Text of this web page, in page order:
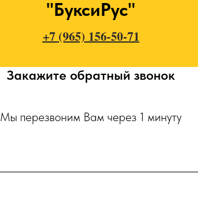
"БуксиРус"
+7 (965) 156-50-71
Закажите обратный звонок
Мы перезвоним Вам через 1 минуту